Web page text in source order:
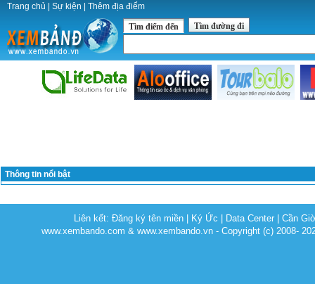
Trang chủ Sự kiện Thêm địa điểm
Tìm điểm đến Tìm đường đi
Thông tin nổi bật
Liên kết:Đăng ký tên miền Ký Ức Data Center |Cần
www.xembando.com & www.xembando.vn - Copyright (c) 2008-